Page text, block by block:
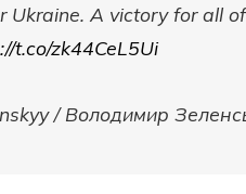
Ukraine. A victory for all
t.co/zk44CeL5Ui
/ Володимир